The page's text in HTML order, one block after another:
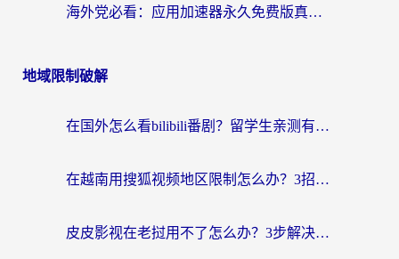
海外党必看：应用加速器永久免费版真的靠谱吗？教你选对回国加速器无缝刷国内资源
地域限制破解
在国外怎么看bilibili番剧？留学生亲测有效的地域限制突破指南（附酷我酷狗音乐解决方法）
在越南用搜狐视频地区限制怎么办？3招解决海外看国内剧难题（附西瓜视频CCTV观看技巧）
皮皮影视在老挝用不了怎么办？3步解决海外看国内影视&财经的痛点